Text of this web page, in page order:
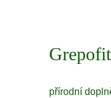
Grepofit
přírodní